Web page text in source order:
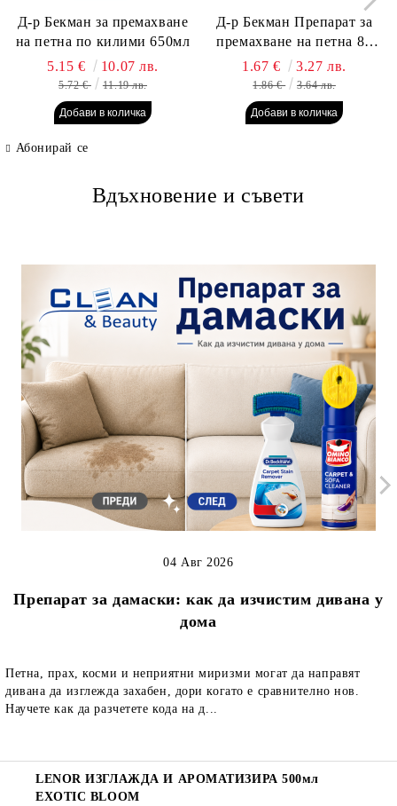
Д-р Бекман за премахване
на петна по килими 650мл
5.15 €
10.07 лв.
5.72 € 11.19 лв.
Д-р Бекман Препарат за
премахване на петна 80
гр. Пауч
1.67 € 3.27 лв.
1.86 € 3.64 лв.
Абонирай се
Вдъхновение и съвети
Препарат за дамаски: как да изчистим дивана у
дома
04 Авг 2026
Петна, прах, косми и неприятни миризми могат да направят
дивана да изглежда захабен, дори когато е сравнително нов.
Научете как да разчетете кода на д...
LENOR ИЗГЛАЖДА И АРОМАТИЗИРА 500мл
EXOTIC BLOOM